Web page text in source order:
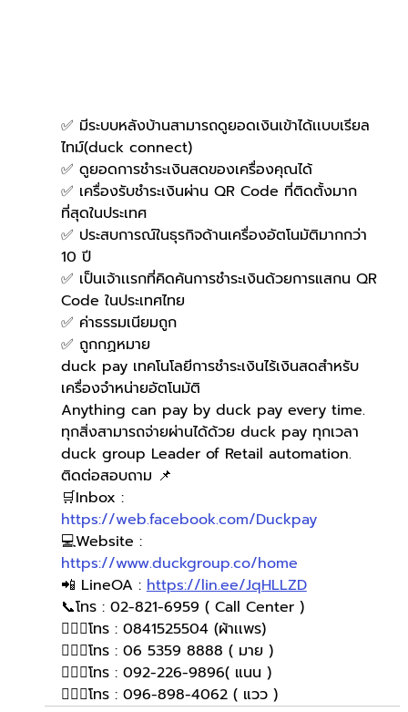
✅ มีระบบหลังบ้านสามารถดูยอดเงินเข้าได้เเบบเรียล
ไทม์(duck connect)
✅ ดูยอดการชำระเงินสดของเครื่องคุณได้
✅ เครื่องรับชำระเงินผ่าน QR Code ที่ติดตั้งมาก
ที่สุดในประเทศ
✅ ประสบการณ์ในธุรกิจด้านเครื่องอัตโนมัติมากกว่า
10 ปี
✅ เป็นเจ้าเเรกที่คิดค้นการชำระเงินด้วยการแสกน QR
Code ในประเทศไทย
✅ ค่าธรรมเนียมถูก
✅ ถูกกฏหมาย
duck pay เทคโนโลยีการชำระเงินไร้เงินสดสำหรับ
เครื่องจำหน่ายอัตโนมัติ
Anything can pay by duck pay every time.
ทุกสิ่งสามารถจ่ายผ่านได้ด้วย duck pay ทุกเวลา
duck group Leader of Retail automation.
ติดต่อสอบถาม 📌
🛒Inbox :
https://web.facebook.com/Duckpay
💻Website :
https://www.duckgroup.co/home
📲 LineOA : https://lin.ee/JqHLLZD
📞โทร : 02-821-6959 ( Call Center )
🙋🏻‍♀️โทร : 0841525504 (ผ้าเเพร)
🙋🏻‍♀️โทร : 06 5359 8888 ( มาย )
🙋🏻‍♀️โทร : 092-226-9896( แนน )
🙋🏻‍♀โทร : 096-898-4062 ( แวว )